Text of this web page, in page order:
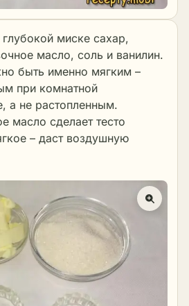
миске сахар,
масло, соль и ванилин.
быть именно мягким –
при комнатной
а не растопленным.
масло сделает тесто
– даст воздушную